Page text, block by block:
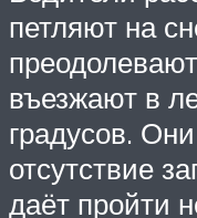
петляют на
въезжают в
градусов.
отсутствие
даёт пройти